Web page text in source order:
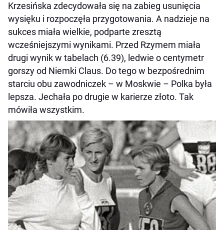
Krzesińska zdecydowała się na zabieg usunięcia
wysięku i rozpoczęła przygotowania. A nadzieje na
sukces miała wielkie, podparte zresztą
wcześniejszymi wynikami. Przed Rzymem miała
drugi wynik w tabelach (6.39), ledwie o centymetr
gorszy od Niemki Claus. Do tego w bezpośrednim
starciu obu zawodniczek – w Moskwie – Polka była
lepsza. Jechała po drugie w karierze złoto. Tak
mówiła wszystkim.